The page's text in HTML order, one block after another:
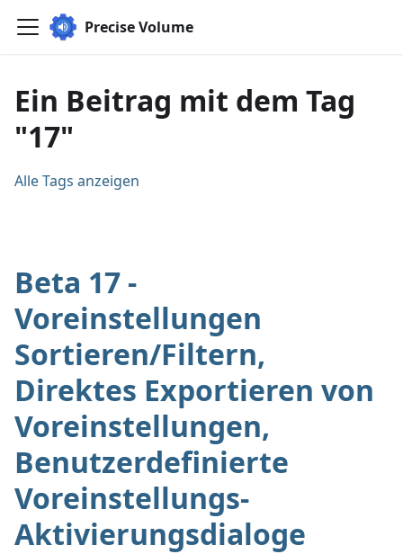
Precise Volume
Ein Beitrag mit dem Tag
"17"
Alle Tags anzeigen
Beta 17 -
Voreinstellungen
Sortieren/Filtern,
Direktes Exportieren von
Voreinstellungen,
Benutzerdefinierte
Voreinstellungs-
Aktivierungsdialoge